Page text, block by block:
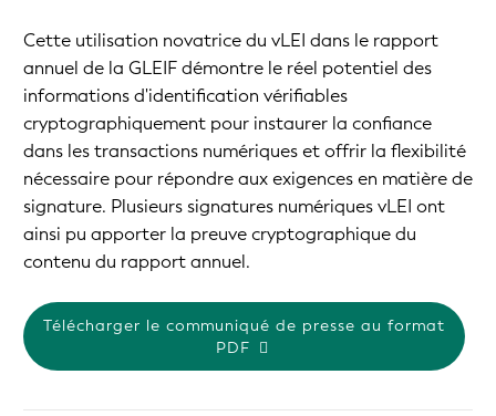
Cette utilisation novatrice du vLEI dans le rapport
annuel de la GLEIF démontre le réel potentiel des
informations d'identification vérifiables
cryptographiquement pour instaurer la confiance
dans les transactions numériques et offrir la flexibilité
nécessaire pour répondre aux exigences en matière de
signature. Plusieurs signatures numériques vLEI ont
ainsi pu apporter la preuve cryptographique du
contenu du rapport annuel.
Télécharger le communiqué de presse au format
PDF